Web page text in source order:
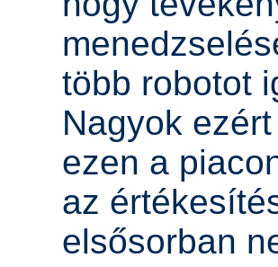
több robotot
Nagyok
ezen a
az
elsősorban